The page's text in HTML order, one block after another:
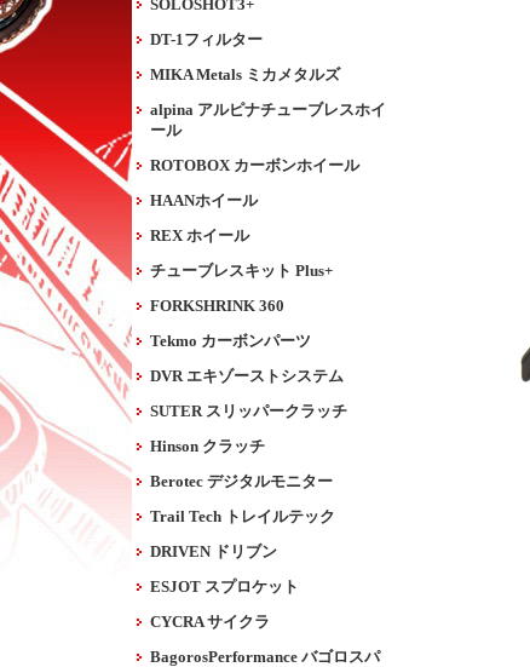
SOLOSHOT3+
DT-1フィルター
MIKA Metals ミカメタルズ
alpina アルピナチューブレスホイ
ール
ROTOBOX カーボンホイール
HAANホイール
REX ホイール
チューブレスキット Plus+
FORKSHRINK 360
Tekmo カーボンパーツ
DVR エキゾーストシステム
SUTER スリッパークラッチ
Hinson クラッチ
Berotec デジタルモニター
Trail Tech トレイルテック
DRIVEN ドリブン
ESJOT スプロケット
CYCRA サイクラ
BagorosPerformance バゴロスパ